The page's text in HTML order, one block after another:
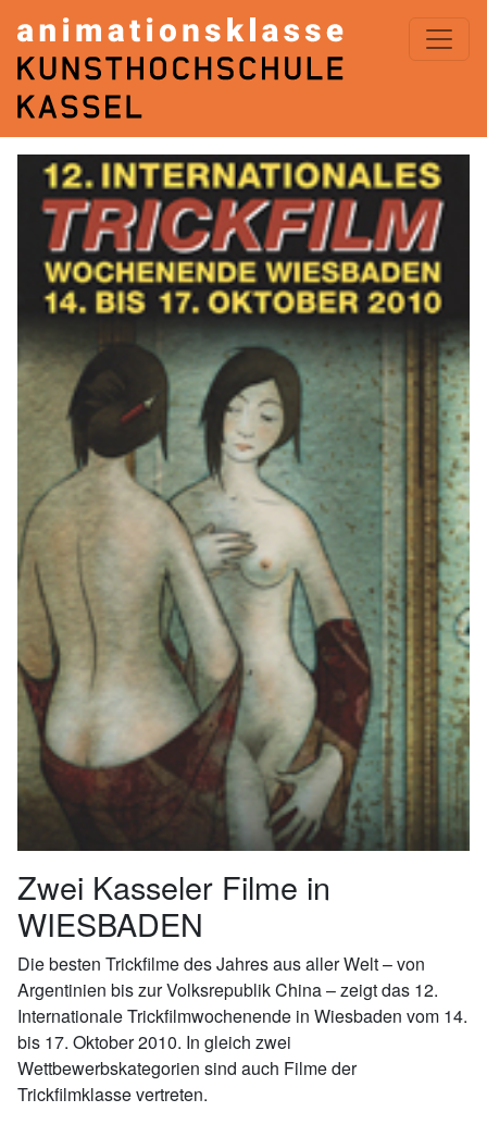
ANIMATIONSKLASSE< KASSEL
Zwei Kasseler Filme in
WIESBADEN
Die besten Trickfilme des Jahres aus aller Welt – von
Argentinien bis zur Volksrepublik China – zeigt das 12.
Internationale Trickfilmwochenende in Wiesbaden vom 14.
bis 17. Oktober 2010. In gleich zwei
Wettbewerbskategorien sind auch Filme der
Trickfilmklasse vertreten.